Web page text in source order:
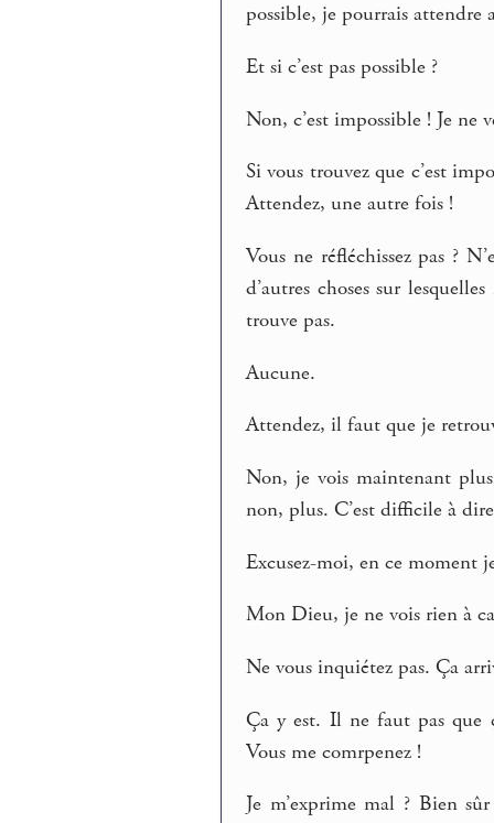
possible, je pourrais
Et si c’est pas possible ?
Non, c’est impossible ! Je ne
Si vous trouvez que c’est
Attendez, une autre fois !
Vous ne réfléchissez pas ?
d’autres choses sur
trouve pas.
Aucune.
Attendez, il faut que je
Non, je vois maintenant
non, plus. C’est difficile à
Excusez-moi, en ce moment
Mon Dieu, je ne vois rien à
Ne vous inquiétez pas. Ça
Ça y est. Il ne faut pas que
Vous me comrpenez !
Je m’exprime mal ? Bien